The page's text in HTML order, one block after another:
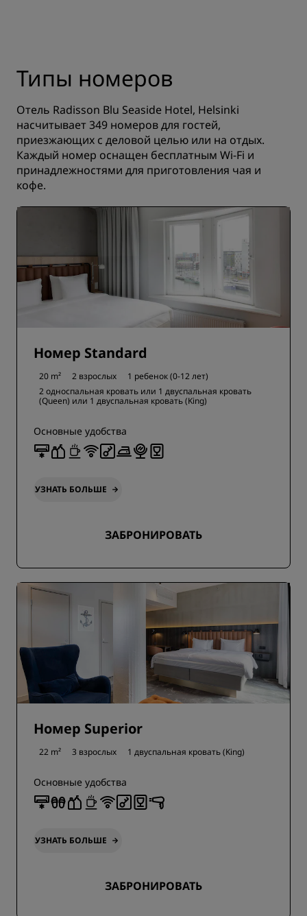
Типы номеров
Отель Radisson Blu Seaside Hotel, Helsinki
насчитывает 349 номеров для гостей,
приезжающих с деловой целью или на отдых.
Каждый номер оснащен бесплатным Wi-Fi и
принадлежностями для приготовления чая и
кофе.
Номер Standard
20 m² 2 взрослых
1 ребенок (0-12 лет)
2 односпальная кровать или 1 двуспальная кровать
(Queen) или 1 двуспальная кровать (King)
Основные удобства
УЗНАТЬ БОЛЬШЕ
ЗАБРОНИРОВАТЬ
Номер Superior
22 m² 3 взрослых 1 двуспальная кровать (King)
Основные удобства
УЗНАТЬ БОЛЬШЕ
ЗАБРОНИРОВАТЬ